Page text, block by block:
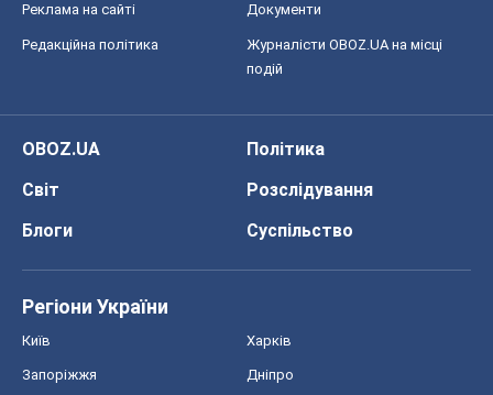
Реклама на сайті Документи
Редакційна політика
Журналісти OBOZ.UA на місці
подій
OBOZ.UA
Політика
Світ
Розслідування
Блоги
Суспільство
Регіони України
Київ Харків
Запоріжжя Дніпро